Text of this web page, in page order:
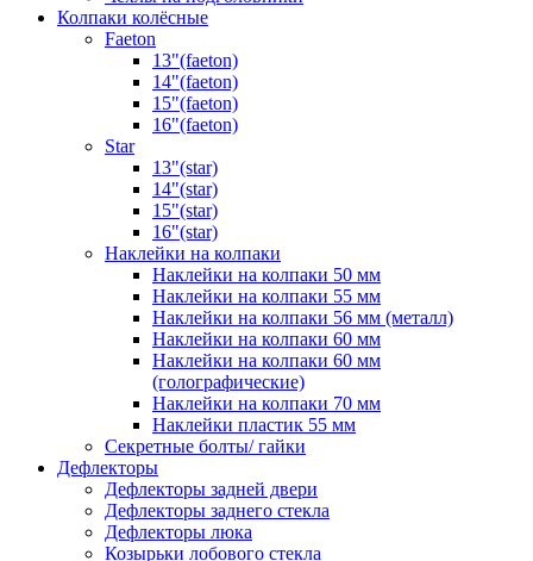
Колпаки колёсные
Faeton
13"(faeton)
14"(faeton)
15"(faeton)
16"(faeton)
Star
13"(star)
14"(star)
15"(star)
16"(star)
Наклейки на колпаки
Наклейки на колпаки 50 мм
Наклейки на колпаки 55 мм
Наклейки на колпаки 56 мм (металл)
Наклейки на колпаки 60 мм
Наклейки на колпаки 60 мм
(голографические)
Наклейки на колпаки 70 мм
Наклейки пластик 55 мм
Секретные болты/ гайки
Дефлекторы
Дефлекторы задней двери
Дефлекторы заднего стекла
Дефлекторы люка
Козырьки лобового стекла